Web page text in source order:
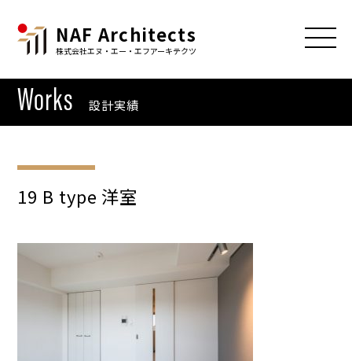
NAF Architects
株式会社エヌ・エー・エフアーキテクツ
Works 設計実績
19 B type 洋室